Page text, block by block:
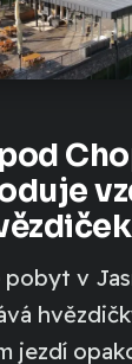
pobyt v
jezdí